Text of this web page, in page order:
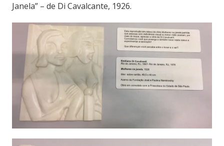
Janela” – de Di Cavalcante, 1926.